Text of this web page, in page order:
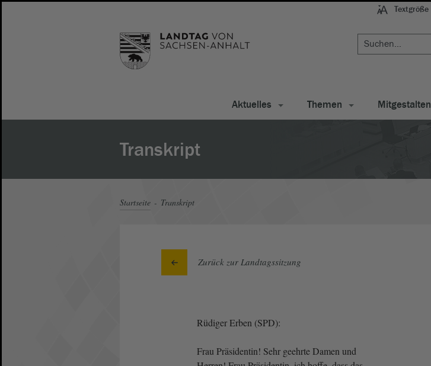
Textgröße
Aktuelles Themen Mitgestalten
Transkript
Startseite Transkript
Zurück zur Landtagssitzung
Rüdiger Erben (SPD):
Frau Präsidentin! Sehr geehrte Damen und